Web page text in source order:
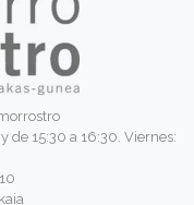
de 15:30 a 16:30. Viernes: